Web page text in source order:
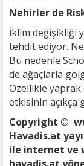
Nehirler de
İklim değişikliği
tehdit ediyor.
Bu nedenle
de ağaçlarla
Özellikle yaprak
etkisinin
Copyright ©
Havadis.at
ile internet ve
havadis.at